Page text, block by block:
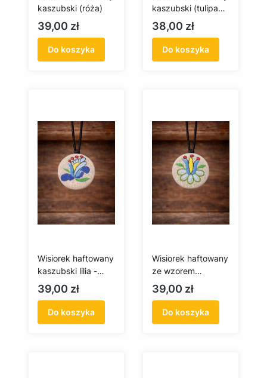
kaszubski (róża)
Cena
39,00 zł
Do koszyka
kaszubski (tulipan
czarny)
Cena
38,00 zł
Do koszyka
Wisiorek haftowany
kaszubski lilia -
jasne tło
Cena
39,00 zł
Do koszyka
Wisiorek haftowany
ze wzorem
kaszubskim tulipan
(jasne tło)
Cena
39,00 zł
Do koszyka